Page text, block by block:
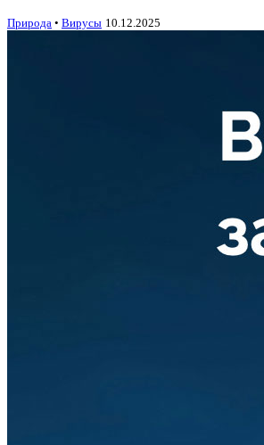
Природа • Вирусы 10.12.2025